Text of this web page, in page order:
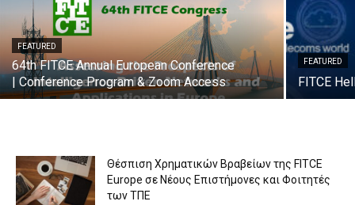
FEATURED
64th FITCE Annual European Conference
| Conference Program & Zoom Access
FEATURED
FITCE
Θέσπιση Χρηματικών Βραβείων της FITCE
Europe σε Νέους Επιστήμονες και Φοιτητές
των ΤΠΕ